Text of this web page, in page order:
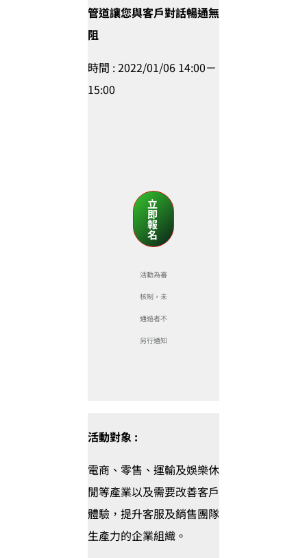
管道讓您與客戶對話暢通無
阻
時間 : 2022/01/06 14:00－
15:00
立
即
報
名
活動為審
核制，未
通過者不
另行通知
活動對象 :
電商、零售、運輸及娛樂休
閒等產業以及需要改善客戶
體驗，提升客服及銷售團隊
生產力的企業組織。